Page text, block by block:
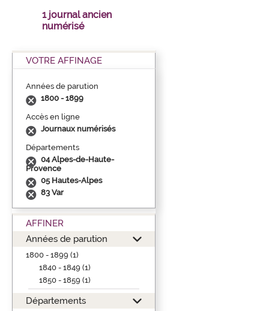
1 journal ancien
numérisé
VOTRE AFFINAGE
Années de parution
1800 - 1899
Accès en ligne
Journaux numérisés
Départements
04 Alpes-de-Haute-
Provence
05 Hautes-Alpes
83 Var
AFFINER
Années de parution
1800 - 1899 (1)
1840 - 1849 (1)
1850 - 1859 (1)
Départements